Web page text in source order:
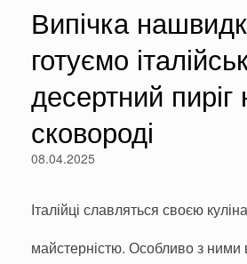
Випічка
готуємо
десертний пиріг
сковороді
08.04.2025
Італійці славляться своєю
майстерністю. Особливо з ними